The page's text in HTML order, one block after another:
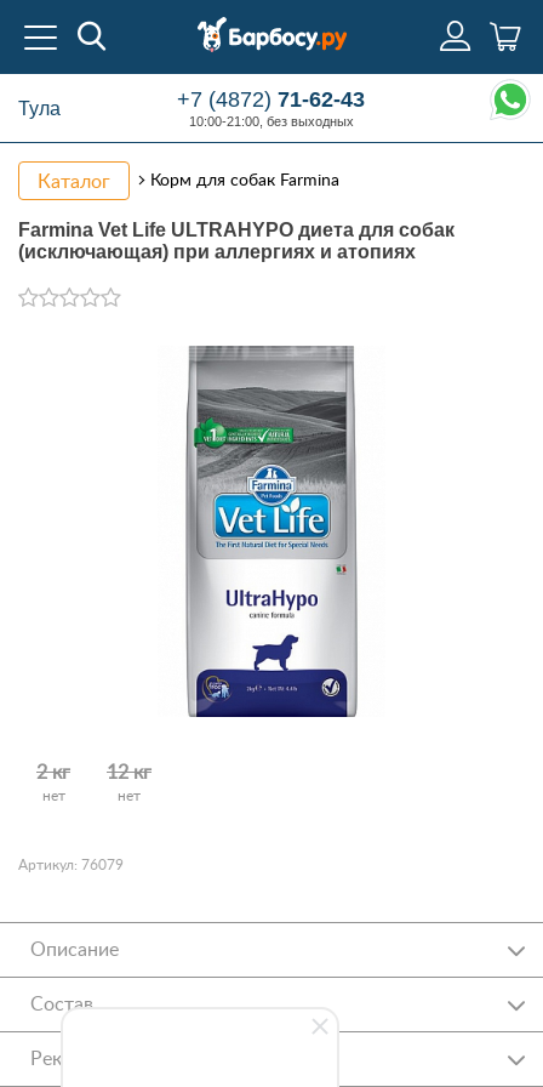
Тула +7 (4872)71-62-43
10:00-21:00, без выходных
Каталог Корм для собак Farmina
Farmina Vet Life ULTRAHYPO диета для собак
(исключающая) при аллергиях и атопиях
2 кг
нет
12 кг
нет
Артикул: 76079
Описание
Состав
Рекомендации